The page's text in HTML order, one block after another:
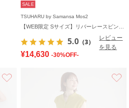
SALE
TSUHARU by Samansa Mos2
5.0 （3）
レビュー
を見る
¥14,630 -30%OFF-